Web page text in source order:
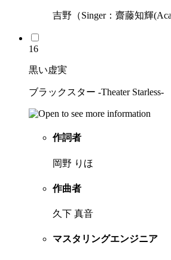
吉野（Singer：齋藤知輝
16
黒い虚実
ブラックスター -Theater Starless-
作詞者
岡野 りほ
作曲者
久下 真音
マスタリングエンジニア